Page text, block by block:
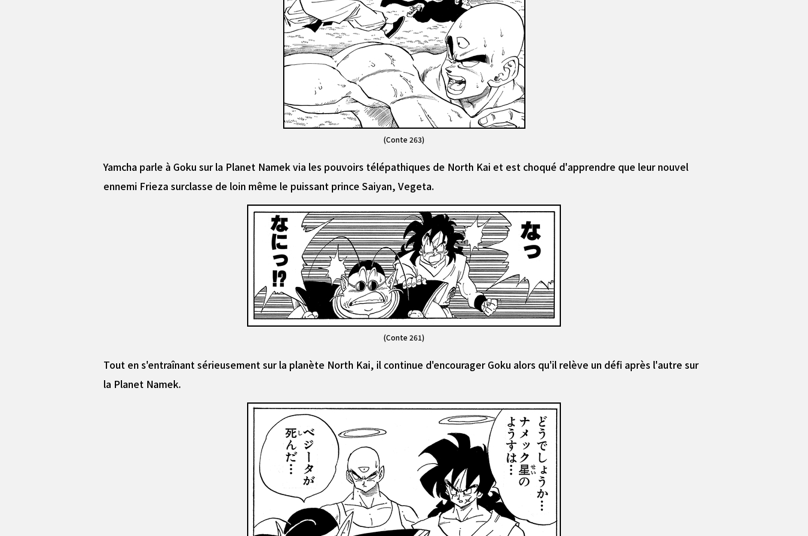
(Conte 263)
Yamcha parle à Goku sur la Planet Namek via les pouvoirs télépathiques de North Kai et est choqué d'apprendre que leur nouvel
ennemi Frieza surclasse de loin même le puissant prince Saiyan, Vegeta.
(Conte 261)
Tout en s'entraînant sérieusement sur la planète North Kai, il continue d'encourager Goku alors qu'il relève un défi après l'autre sur
la Planet Namek.